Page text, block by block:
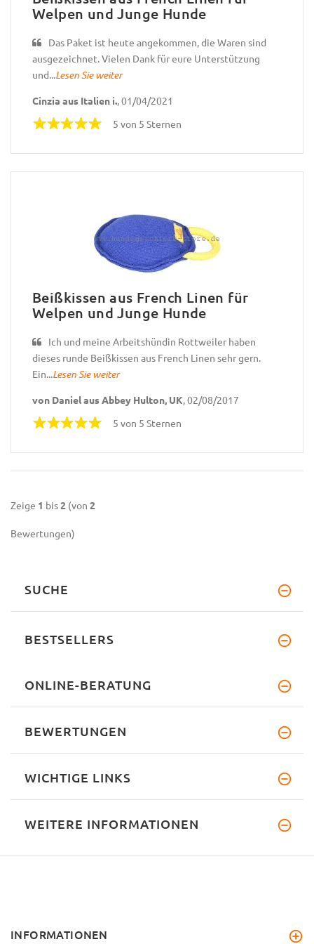
Welpen und Junge Hunde
Das Paket ist heute angekommen, die Waren sind
ausgezeichnet. Vielen Dank für eure Unterstützung
und...Lesen Sie weiter
Cinzia aus Italien i., 01/04/2021
5 von 5 Sternen
Beißkissen aus French Linen für
Welpen und Junge Hunde
Ich und meine Arbeitshündin Rottweiler haben
dieses runde Beißkissen aus French Linen sehr gern.
Ein...Lesen Sie weiter
von Daniel aus Abbey Hulton, UK, 02/08/2017
5 von 5 Sternen
Zeige 1 bis2 (von 2
Bewertungen)
SUCHE
BESTSELLERS
ONLINE-BERATUNG
BEWERTUNGEN
WICHTIGE LINKS
WEITERE INFORMATIONEN
INFORMATIONEN